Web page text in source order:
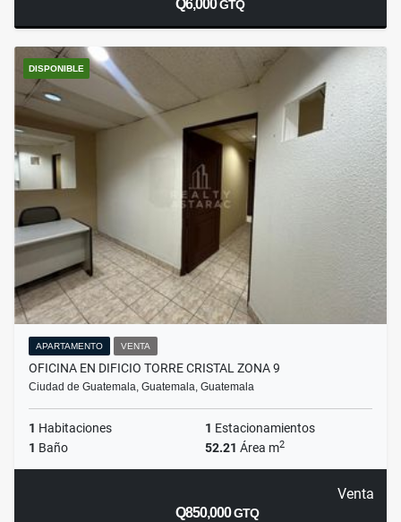
Q6,000GTQ
DISPONIBLE
APARTAMENTO VENTA
OFICINA EN DIFICIO TORRE CRISTAL ZONA 9
Ciudad de Guatemala, Guatemala, Guatemala
1 Habitaciones 1 Estacionamientos
1 Baño 52.21 Área m2
Venta
Q850,000GTQ